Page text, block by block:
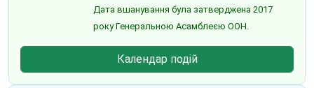
Дата вшанування була затверджена 2017
року Генеральною Асамблеєю ООН.
Календар подій